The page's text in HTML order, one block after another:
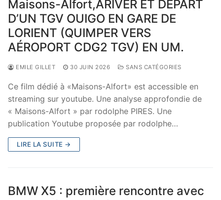
Maisons-Alfort,ARIVER ET DÉPART
D’UN TGV OUIGO EN GARE DE
LORIENT (QUIMPER VERS
AÉROPORT CDG2 TGV) EN UM.
EMILE GILLET 30 JUIN 2026 SANS CATÉGORIES
Ce film dédié à «Maisons-Alfort» est accessible en
streaming sur youtube. Une analyse approfondie de
« Maisons-Alfort » par rodolphe PIRES. Une
publication Youtube proposée par rodolphe…
LIRE LA SUITE →
BMW X5 : première rencontre avec